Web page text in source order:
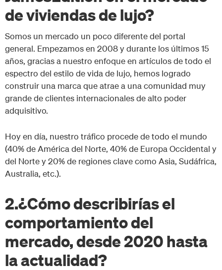
de viviendas de lujo?
Somos un mercado un poco diferente del portal
general. Empezamos en 2008 y durante los últimos 15
años, gracias a nuestro enfoque en artículos de todo el
espectro del estilo de vida de lujo, hemos logrado
construir una marca que atrae a una comunidad muy
grande de clientes internacionales de alto poder
adquisitivo.
Hoy en día, nuestro tráfico procede de todo el mundo
(40% de América del Norte, 40% de Europa Occidental y
del Norte y 20% de regiones clave como Asia, Sudáfrica,
Australia, etc.).
2.¿Cómo describirías el
comportamiento del
mercado, desde 2020 hasta
la actualidad?